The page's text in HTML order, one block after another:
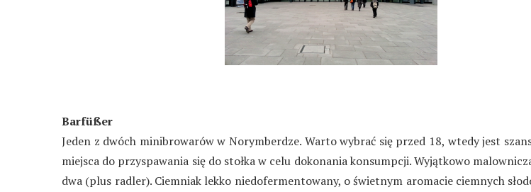
Barfüßer
Jeden z dwóch minibrowarów w Norymberdze. Warto wybrać się przed 18, wtedy jest
miejsca do przyspawania się do stołka w celu dokonania konsumpcji. Wyjątkowo
dwa (plus radler). Ciemniak lekko niedofermentowany, o świetnym aromacie ciemnych